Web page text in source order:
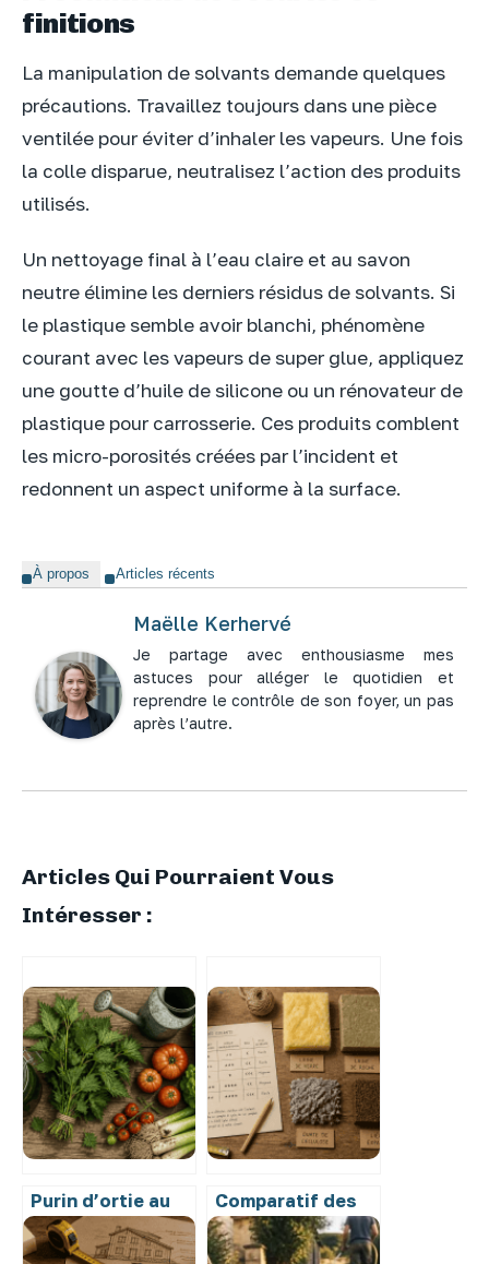
finitions
La manipulation de solvants demande quelques
précautions. Travaillez toujours dans une pièce
ventilée pour éviter d’inhaler les vapeurs. Une fois
la colle disparue, neutralisez l’action des produits
utilisés.
Un nettoyage final à l’eau claire et au savon
neutre élimine les derniers résidus de solvants. Si
le plastique semble avoir blanchi, phénomène
courant avec les vapeurs de super glue, appliquez
une goutte d’huile de silicone ou un rénovateur de
plastique pour carrosserie. Ces produits comblent
les micro-porosités créées par l’incident et
redonnent un aspect uniforme à la surface.
À propos Articles récents
Maëlle Kerhervé
Je partage avec enthousiasme mes
astuces pour alléger le quotidien et
reprendre le contrôle de son foyer, un pas
après l’autre.
Articles Qui Pourraient Vous
Intéresser :
Purin d’ortie au
jardin : quelles
plantes booster
Comparatif des
isolants
thermiques : quel